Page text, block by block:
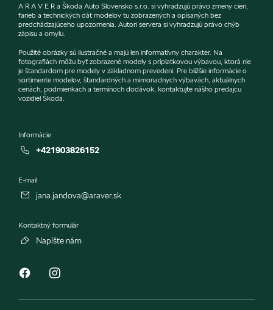
A R A V E R a Škoda Auto Slovensko s.r.o. si vyhradzujú právo zmeny cien,
farieb a technických dát modelov tu zobrazených a opísaných bez
predchádzajúceho upozornenia. Autori servera si vyhradzujú právo chýb
zápisu a omylu.
Použité obrázky sú ilustračné a majú len informatívny charakter. Na
fotografiách môžu byť zobrazené modely s príplatkovou výbavou, ktorá nie
je štandardom pre modely v základnom prevedení. Pre bližšie informácie o
sortimente modelov, štandardných a mimoriadnych výbavách, aktuálnych
cenách, podmienkach a termínoch dodávok, kontaktujte nášho predajcu
vozidiel Škoda.
Informácie
+421903826152
E-mail
jana.jandova@araver.sk
Kontaktný formulár
Napíšte nám